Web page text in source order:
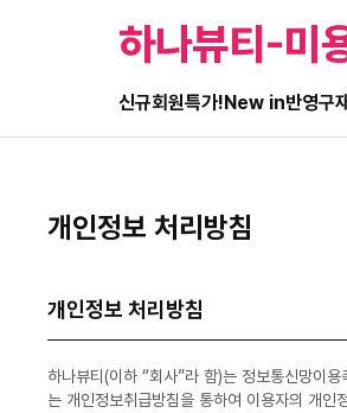
하나뷰티-미
신규회원특가!New in반영구
개인정보 처리방침
개인정보 처리방침
하나뷰티(이하 “회사”라 함)는 정보통신망이
는 개인정보취급방침을 통하여 이용자의 개